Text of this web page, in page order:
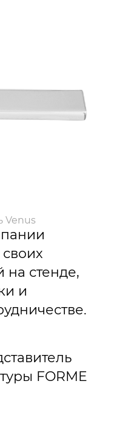
Venus
на стенде,
и
FORME